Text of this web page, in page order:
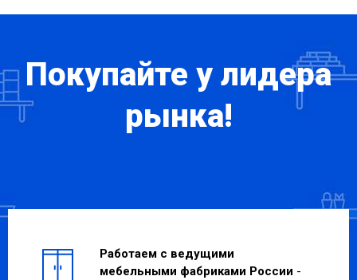
Покупайте у лидера
рынка!
Работаем с ведущими
мебельными фабриками России -